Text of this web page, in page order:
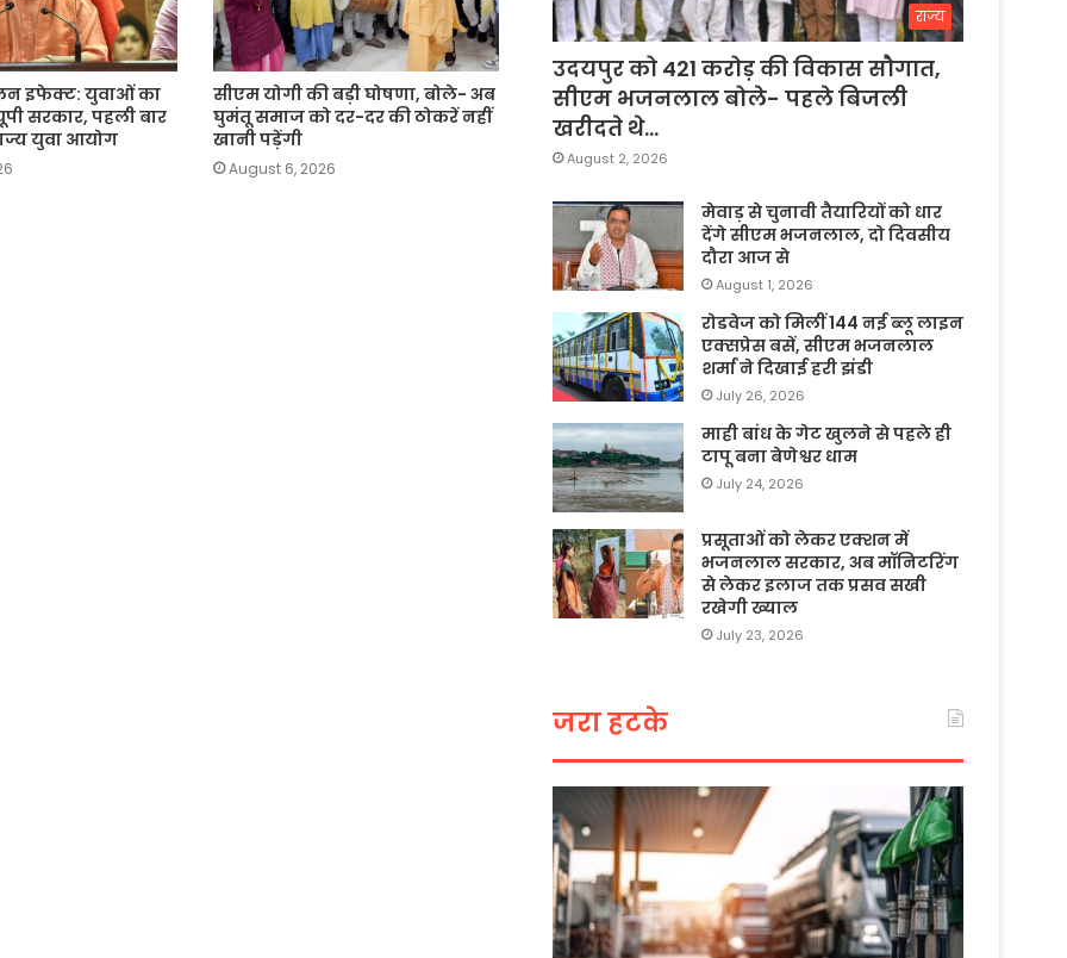
इफेक्ट: युवाओं का
सरकार, पहली बार
युवा आयोग
सीएम योगी की बड़ी घोषणा, बोले- अब
घुमंतू समाज को दर-दर की ठोकरें नहीं
खानी पड़ेंगी
August 6, 2026
राज्य
उदयपुर को 421 करोड़ की विकास सौगात,
सीएम भजनलाल बोले- पहले बिजली
खरीदते थे…
August 2, 2026
मेवाड़ से चुनावी तैयारियों को धार
देंगे सीएम भजनलाल, दो दिवसीय
दौरा आज से
August 1, 2026
रोडवेज को मिलीं 144 नई ब्लू लाइन
एक्सप्रेस बसें, सीएम भजनलाल
शर्मा ने दिखाई हरी झंडी
July 26, 2026
माही बांध के गेट खुलने से पहले ही
टापू बना बेणेश्वर धाम
July 24, 2026
प्रसूताओं को लेकर एक्शन में
भजनलाल सरकार, अब मॉनिटरिंग
से लेकर इलाज तक प्रसव सखी
रखेगी ख्याल
July 23, 2026
जरा हटके